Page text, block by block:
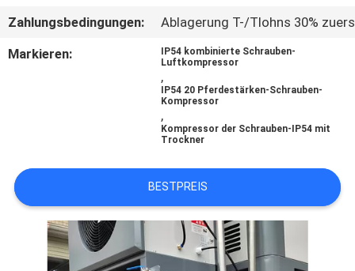
TRETEN
SIE
NACHRICHTEN
FORDERN
Zahlungsbedingungen:
Ablagerung T-/Tlohns 30%
Markieren:
IP54 kombinierte Schrauben-
Luftkompressor
,
IP54 20 Pferdestärken-Schrauben-
Kompressor
,
Kompressor der Schrauben-IP54 mit
Trockner
BESTPREIS